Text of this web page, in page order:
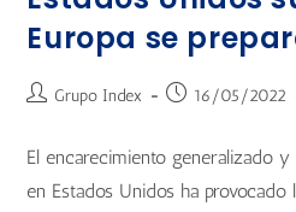
Europa se
Grupo Index 16/05/2022
El encarecimiento generalizado
en Estados Unidos ha